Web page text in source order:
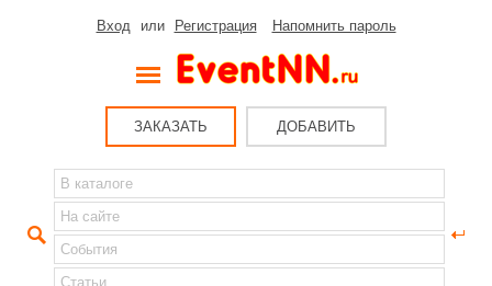
Вход или Регистрация Напомнить пароль
ЗАКАЗАТЬ ДОБАВИТЬ